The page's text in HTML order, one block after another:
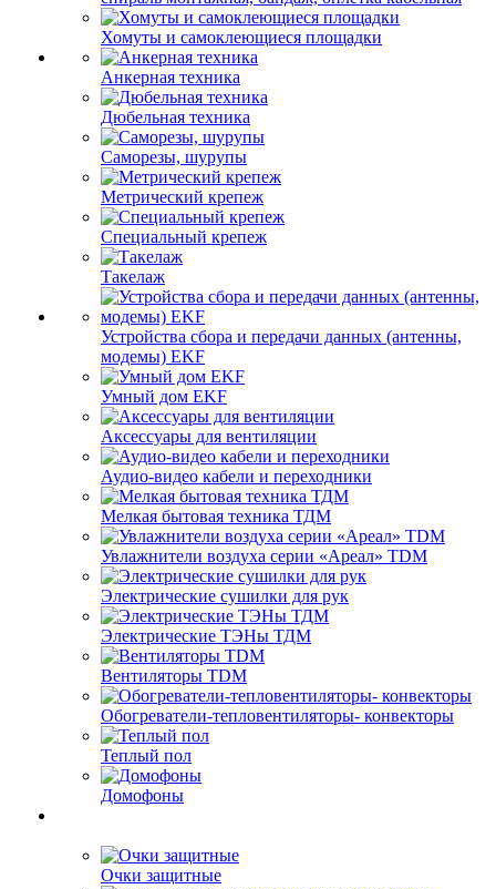
Хомуты и самоклеющиеся площадки
Анкерная техника
Дюбельная техника
Саморезы, шурупы
Метрический крепеж
Специальный крепеж
Такелаж
Устройства сбора и передачи данных (антенны,
модемы) EKF
Умный дом EKF
Аксессуары для вентиляции
Аудио-видео кабели и переходники
Мелкая бытовая техника ТДМ
Увлажнители воздуха серии «Ареал» TDM
Электрические сушилки для рук
Электрические ТЭНы ТДМ
Вентиляторы TDM
Обогреватели-тепловентиляторы- конвекторы
Теплый пол
Домофоны
Очки защитные